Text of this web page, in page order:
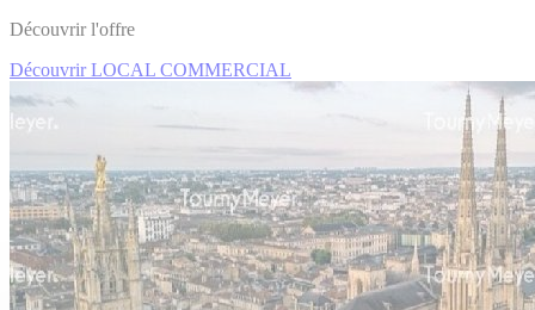
Découvrir l'offre
Découvrir LOCAL COMMERCIAL